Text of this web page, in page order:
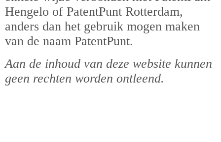
Hengelo of PatentPunt Rotterdam,
anders dan het gebruik mogen maken
van de naam PatentPunt.
Aan de inhoud van deze website kunnen
geen rechten worden ontleend.